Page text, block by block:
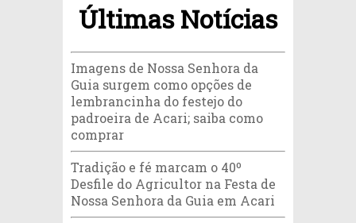
Últimas Notícias
Imagens de Nossa Senhora da
Guia surgem como opções de
lembrancinha do festejo do
padroeira de Acari; saiba como
comprar
Tradição e fé marcam o 40º
Desfile do Agricultor na Festa de
Nossa Senhora da Guia em Acari